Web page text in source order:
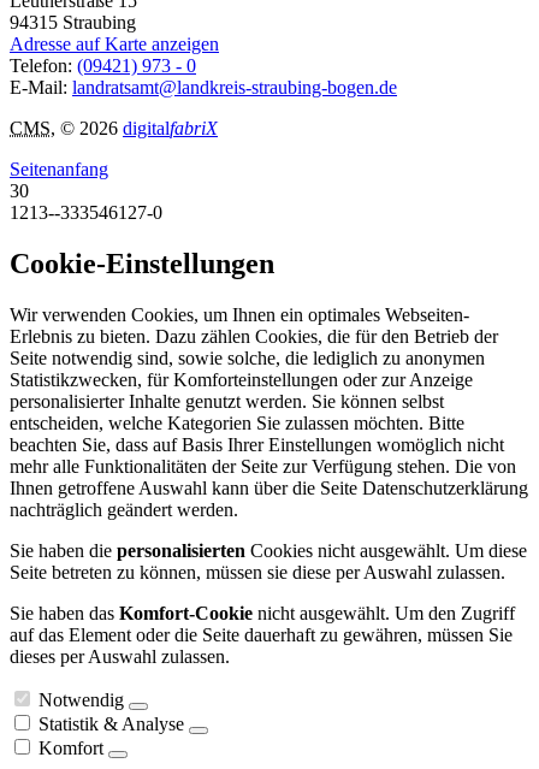
94315 Straubing
Adresse auf Karte anzeigen
Telefon: (09421) 973 - 0
E-Mail: landratsamt@landkreis-straubing-bogen.de
CMS, © 2026 digitalfabriX
Seitenanfang
30
1213--333546127-0
Cookie-Einstellungen
Wir verwenden Cookies, um Ihnen ein optimales Webseiten-
Erlebnis zu bieten. Dazu zählen Cookies, die für den Betrieb der
Seite notwendig sind, sowie solche, die lediglich zu anonymen
Statistikzwecken, für Komforteinstellungen oder zur Anzeige
personalisierter Inhalte genutzt werden. Sie können selbst
entscheiden, welche Kategorien Sie zulassen möchten. Bitte
beachten Sie, dass auf Basis Ihrer Einstellungen womöglich nicht
mehr alle Funktionalitäten der Seite zur Verfügung stehen. Die von
Ihnen getroffene Auswahl kann über die Seite Datenschutzerklärung
nachträglich geändert werden.
Sie haben die personalisierten Cookies nicht ausgewählt. Um diese
Seite betreten zu können, müssen sie diese per Auswahl zulassen.
Sie haben das Komfort-Cookie nicht ausgewählt. Um den Zugriff
auf das Element oder die Seite dauerhaft zu gewähren, müssen Sie
dieses per Auswahl zulassen.
Notwendig
Statistik & Analyse
Komfort